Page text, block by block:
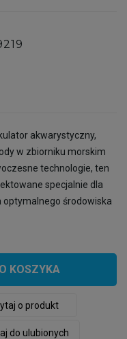
akwarystyczny,
w zbiorniku morskim
technologie, ten
specjalnie dla
środowiska
KOSZYKA
o produkt
do ulubionych